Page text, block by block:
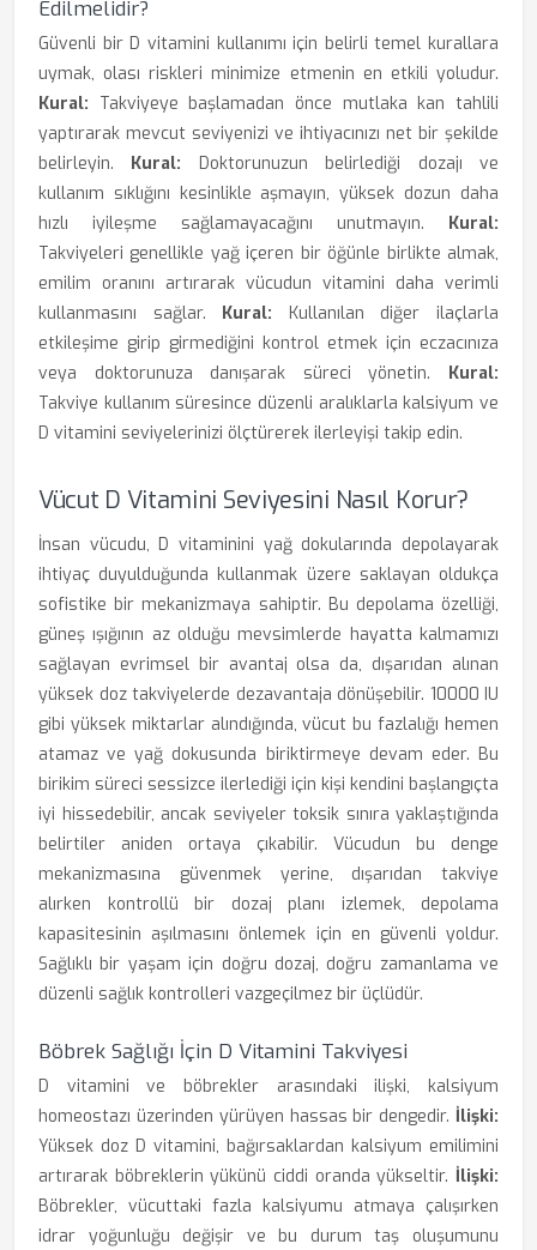
Edilmelidir?
Güvenli bir D vitamini kullanımı için belirli temel kurallara
uymak, olası riskleri minimize etmenin en etkili yoludur.
Kural: Takviyeye başlamadan önce mutlaka kan tahlili
yaptırarak mevcut seviyenizi ve ihtiyacınızı net bir şekilde
belirleyin. Kural: Doktorunuzun belirlediği dozajı ve
kullanım sıklığını kesinlikle aşmayın, yüksek dozun daha
hızlı iyileşme sağlamayacağını unutmayın. Kural:
Takviyeleri genellikle yağ içeren bir öğünle birlikte almak,
emilim oranını artırarak vücudun vitamini daha verimli
kullanmasını sağlar. Kural: Kullanılan diğer ilaçlarla
etkileşime girip girmediğini kontrol etmek için eczacınıza
veya doktorunuza danışarak süreci yönetin. Kural:
Takviye kullanım süresince düzenli aralıklarla kalsiyum ve
D vitamini seviyelerinizi ölçtürerek ilerleyişi takip edin.
Vücut D Vitamini Seviyesini Nasıl Korur?
İnsan vücudu, D vitaminini yağ dokularında depolayarak
ihtiyaç duyulduğunda kullanmak üzere saklayan oldukça
sofistike bir mekanizmaya sahiptir. Bu depolama özelliği,
güneş ışığının az olduğu mevsimlerde hayatta kalmamızı
sağlayan evrimsel bir avantaj olsa da, dışarıdan alınan
yüksek doz takviyelerde dezavantaja dönüşebilir. 10000 IU
gibi yüksek miktarlar alındığında, vücut bu fazlalığı hemen
atamaz ve yağ dokusunda biriktirmeye devam eder. Bu
birikim süreci sessizce ilerlediği için kişi kendini başlangıçta
iyi hissedebilir, ancak seviyeler toksik sınıra yaklaştığında
belirtiler aniden ortaya çıkabilir. Vücudun bu denge
mekanizmasına güvenmek yerine, dışarıdan takviye
alırken kontrollü bir dozaj planı izlemek, depolama
kapasitesinin aşılmasını önlemek için en güvenli yoldur.
Sağlıklı bir yaşam için doğru dozaj, doğru zamanlama ve
düzenli sağlık kontrolleri vazgeçilmez bir üçlüdür.
Böbrek Sağlığı İçin D Vitamini Takviyesi
D vitamini ve böbrekler arasındaki ilişki, kalsiyum
homeostazı üzerinden yürüyen hassas bir dengedir. İlişki:
Yüksek doz D vitamini, bağırsaklardan kalsiyum emilimini
artırarak böbreklerin yükünü ciddi oranda yükseltir. İlişki:
Böbrekler, vücuttaki fazla kalsiyumu atmaya çalışırken
idrar yoğunluğu değişir ve bu durum taş oluşumunu